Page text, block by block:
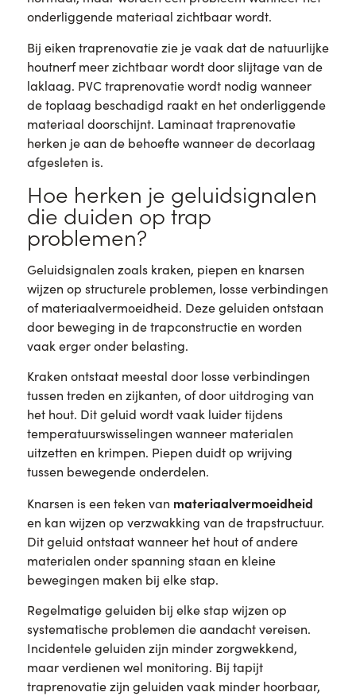
onderliggende materiaal zichtbaar wordt.
Bij eiken traprenovatie zie je vaak dat de natuurlijke
houtnerf meer zichtbaar wordt door slijtage van de
laklaag. PVC traprenovatie wordt nodig wanneer
de toplaag beschadigd raakt en het onderliggende
materiaal doorschijnt. Laminaat traprenovatie
herken je aan de behoefte wanneer de decorlaag
afgesleten is.
Hoe herken je geluidsignalen
die duiden op trap
problemen?
Geluidsignalen zoals kraken, piepen en knarsen
wijzen op structurele problemen, losse verbindingen
of materiaalvermoeidheid. Deze geluiden ontstaan
door beweging in de trapconstructie en worden
vaak erger onder belasting.
Kraken ontstaat meestal door losse verbindingen
tussen treden en zijkanten, of door uitdroging van
het hout. Dit geluid wordt vaak luider tijdens
temperatuurswisselingen wanneer materialen
uitzetten en krimpen. Piepen duidt op wrijving
tussen bewegende onderdelen.
Knarsen is een teken van materiaalvermoeidheid
en kan wijzen op verzwakking van de trapstructuur.
Dit geluid ontstaat wanneer het hout of andere
materialen onder spanning staan en kleine
bewegingen maken bij elke stap.
Regelmatige geluiden bij elke stap wijzen op
systematische problemen die aandacht vereisen.
Incidentele geluiden zijn minder zorgwekkend,
maar verdienen wel monitoring. Bij tapijt
traprenovatie zijn geluiden vaak minder hoorbaar,